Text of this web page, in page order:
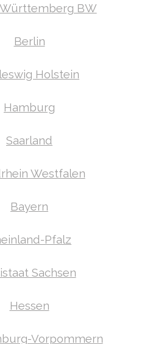
BW
Berlin
Holstein
Hamburg
Saarland
Westfalen
Bayern
Pfalz
Sachsen
Hessen
Vorpommern